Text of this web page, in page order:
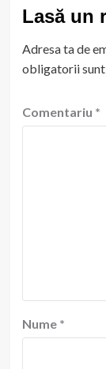
Lasă un
Adresa ta de
obligatorii
Comentariu *
Nume *